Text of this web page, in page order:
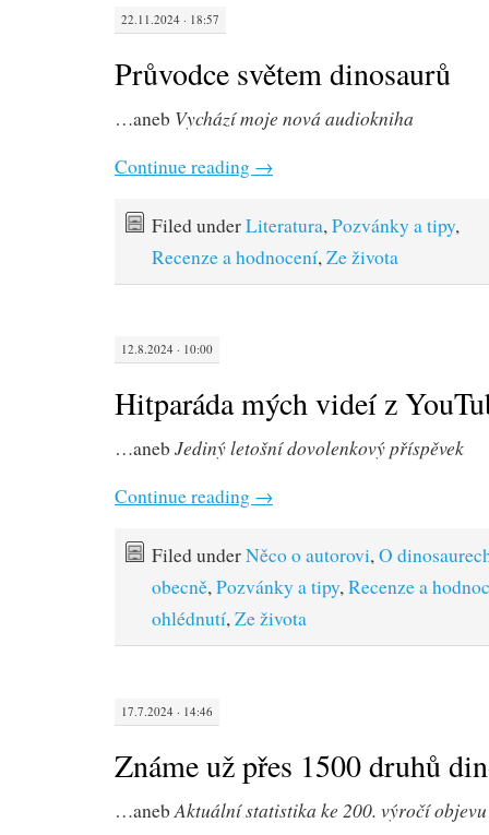
22.11.2024 · 18:57
Průvodce světem dinosaurů
…aneb Vychází moje nová audiokniha
Continue reading →
Filed underLiteratura,Pozvánky a tipy,
Recenze a hodnocení,Ze života
12.8.2024 · 10:00
Hitparáda mých videí z
…aneb Jediný letošní dovolenkový příspěvek
Continue reading →
Filed underNěco o autorovi,O
obecně,Pozvánky a tipy,Recenze a
ohlédnutí,Ze života
17.7.2024 · 14:46
Známe už přes 1500 druhů
…anebAktuální statistika ke 200. výročí